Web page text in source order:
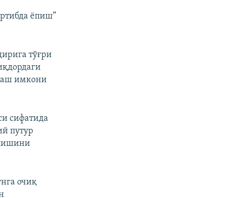
ëпиш”
тўғри
имкони
сифатида
путур
очиқ